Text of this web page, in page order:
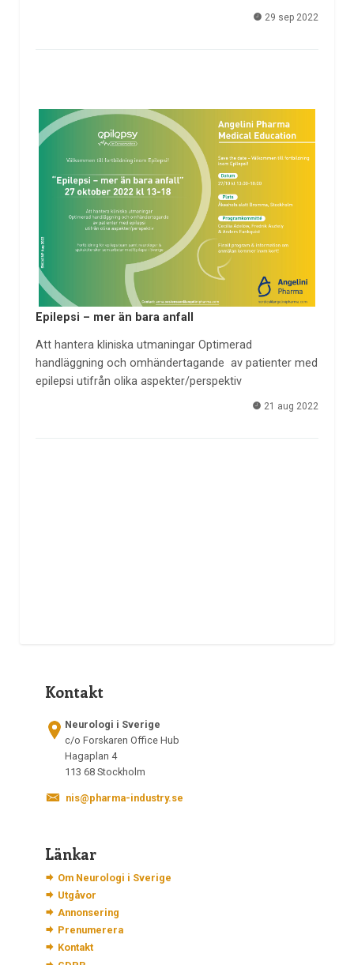
29 sep 2022
Epilepsi – mer än bara anfall
Att hantera kliniska utmaningar Optimerad
handläggning och omhändertagande av patienter med
epilepsi utifrån olika aspekter/perspektiv
21 aug 2022
Kontakt
Neurologi i Sverige
c/o Forskaren Office Hub
Hagaplan 4
113 68 Stockholm
nis@pharma-industry.se
Länkar
Om Neurologi i Sverige
Utgåvor
Annonsering
Prenumerera
Kontakt